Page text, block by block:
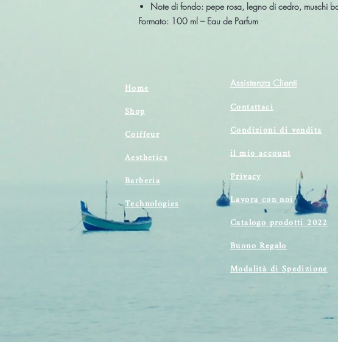
Note di fondo: pepe rosa, legno di cedro, muschi
Formato: 100 ml – Eau de Parfum
Home
Shop
Coiffeur
Aesthetics
Barberia
Technologies
Assistenza Clienti
Contattaci
Condizioni di vendita
il mio account
Privacy
Lavora con noi
Catalogo prodotti 2022
Buono Regalo
Modalità di Spedizione